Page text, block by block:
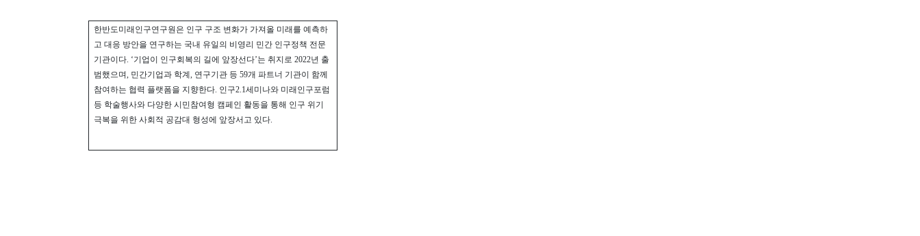
한반도미래인구연구원은 인구 구조 변화가 가져올 미래를 예측하
고 대응 방안을 연구하는 국내 유일의 비영리 민간 인구정책 전문
기관이다 . ‘기업이 인구회복의 길에 앞장선다’는 취지로 2022년 출
범했으며 민간기업과 학계 연구기관 등 59개 파트너 기관이 함께
참여하는 협력 플랫폼을 지향한다 인구2.1세미나와 미래인구포럼
등 학술행사와 다양한 시민참여형 캠페인 활동을 통해 인구 위기
극복을 위한 사회적 공감대 형성에 앞장서고 있다